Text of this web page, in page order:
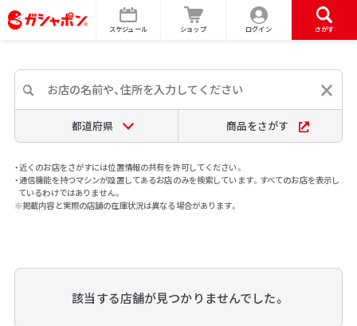
スケジュール ショップ ログイン さがす
都道府県 商品をさがす
・近くのお店をさがすには位置情報の共有を許可してください。
・通信機能を持つマシンが設置してあるお店のみを検索しています。すべてのお店を表示し
ているわけではありません。
※掲載内容と実際の店舗の在庫状況は異なる場合があります。
該当する店舗が見つかりませんでした。